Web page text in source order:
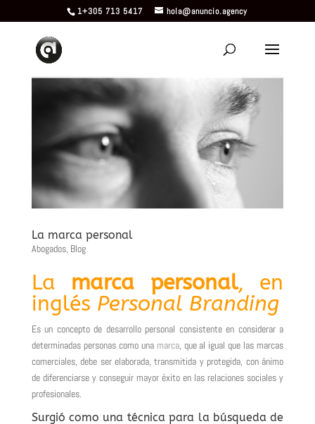
1+305 713 5417 hola@anuncio.agency
La marca personal
Abogados, Blog
La marca personal, en
inglés Personal Branding
Es un concepto de desarrollo personal consistente en considerar a
determinadas personas como una marca, que al igual que las marcas
comerciales, debe ser elaborada, transmitida y protegida, con ánimo
de diferenciarse y conseguir mayor éxito en las relaciones sociales y
profesionales.
Surgió como una técnica para la búsqueda de